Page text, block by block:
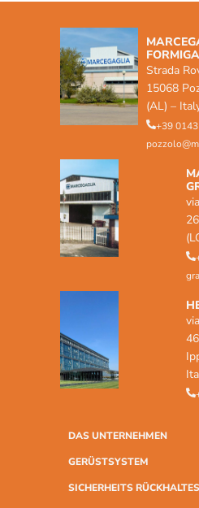
Strada
15068
(AL) –
+39
DAS UNTERNEHMEN
GERÜSTSYSTEM
SICHERHEITS